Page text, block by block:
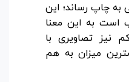
چاپ رساند؛ این
است به این معنا
نیز تصاویری با
میزان به هم